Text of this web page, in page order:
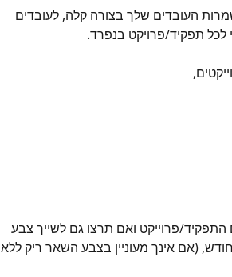
העובדים שלך בצורה קלה, לעובדים
לכל תפקיד/פרויקט בנפרד.
פרוייקט ואם תרצו גם לשייך צבע
(אם אינך מעוניין בצבע השאר ריק ללא